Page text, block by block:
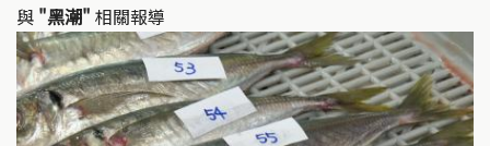
k o
k
與 "黑潮" 相關報導